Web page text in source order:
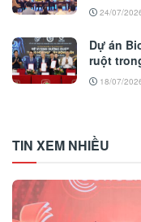
24/07/
Dự án
ruột
18/07/
TIN XEM NHIỀU